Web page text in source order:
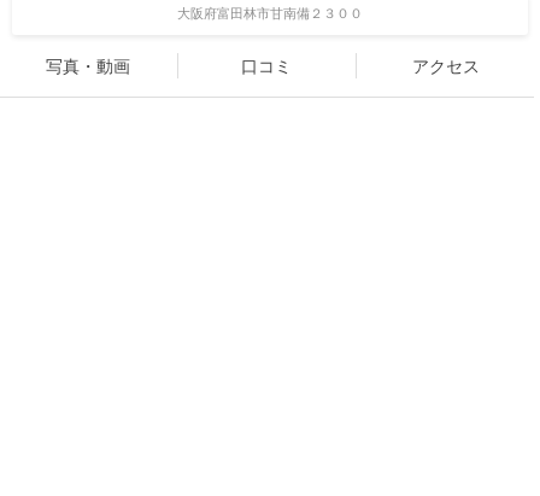
大阪府富田林市甘南備２３００
写真・動画 口コミ アクセス